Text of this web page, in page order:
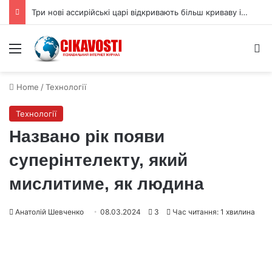
Три нові ассирійські царі відкривають більш криваву історію
Menu
Home /Технології
Технології
Названо рік появи
суперінтелекту, який
мислитиме, як людина
Анатолій Шевченко 08.03.2024 3 Час читання: 1 хвилина